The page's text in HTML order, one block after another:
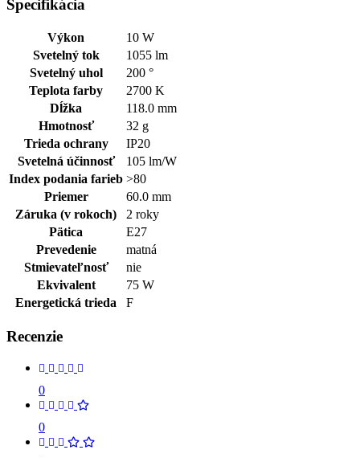
Špecifikácia
Výkon
10 W
Svetelný tok
1055 lm
Svetelný uhol
200 °
Teplota farby
2700 K
Dĺžka
118.0 mm
Hmotnosť
32 g
Trieda ochrany
IP20
Svetelná účinnosť
105 lm/W
Index podania farieb >80
Priemer
60.0 mm
Záruka (v rokoch)
2 roky
Pätica
E27
Prevedenie
matná
Stmievateľnosť
nie
Ekvivalent
75 W
Energetická trieda
F
Recenzie
0
0